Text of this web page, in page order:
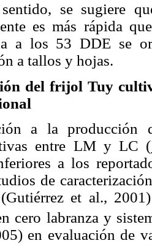
se sugiere
es más rápida
a los 53 DDE se
a tallos y hojas.
del frijol Tuy
a la producción
entre LM y LC (
a los
de
et al.,
cero labranza y
en evaluación de